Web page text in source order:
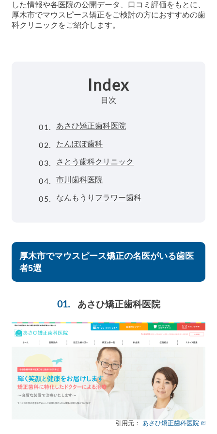
した情報や各医院の公開データ、口コミ評価をもとに、
厚木市でマウスピース矯正をご検討の方におすすめの歯
科クリニックをご紹介します。
Index
目次
01. あさひ矯正歯科医院
02. たんぽぽ歯科
03. さとう歯科クリニック
04. 市川歯科医院
05. なんもうりフラワー歯科
厚木市でマウスピース矯正の名医がいる歯医
者5選
あさひ矯正歯科医院
引用元： あさひ矯正歯科医院